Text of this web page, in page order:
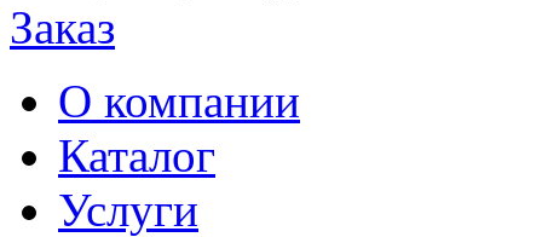
Заказ
О компании
Каталог
Услуги